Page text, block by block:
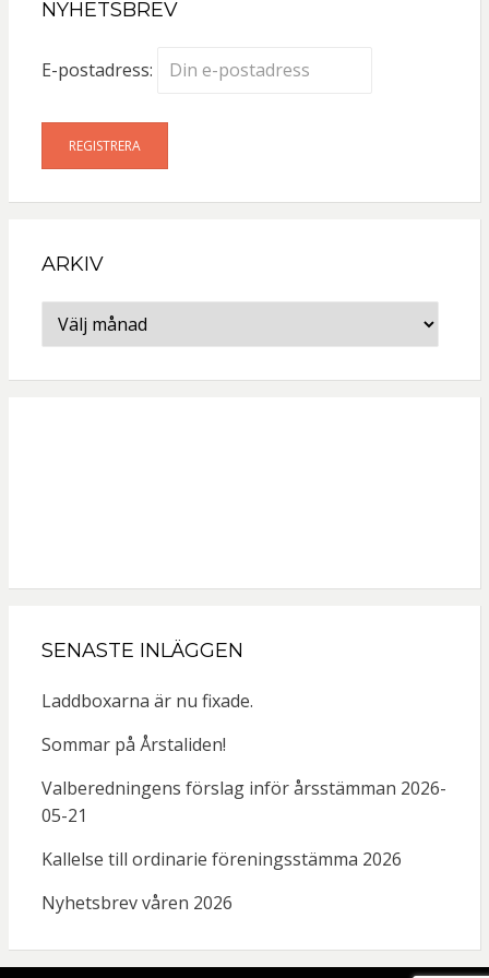
NYHETSBREV
E-postadress:
ARKIV
Arkiv
SENASTE INLÄGGEN
Laddboxarna är nu fixade.
Sommar på Årstaliden!
Valberedningens förslag inför årsstämman 2026-
05-21
Kallelse till ordinarie föreningsstämma 2026
Nyhetsbrev våren 2026